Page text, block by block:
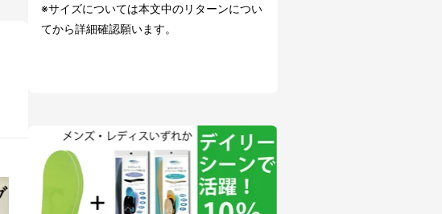
※サイズについては本文中のリターンについ
てから詳細確認願います。